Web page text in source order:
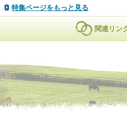
特集ページをもっと見る
関連リン